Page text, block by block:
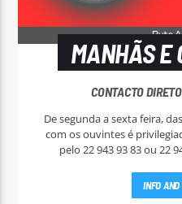
MANHÃS E
CONTACTO
De segunda a sexta feira,
com os ouvintes é
pelo 22 943 93 83 ou 22 943 93 88.
INFO